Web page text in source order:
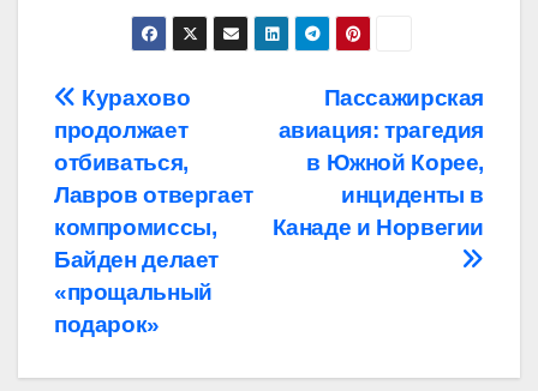
Навигация
по
записям
Пассажирская
авиация: трагедия
в Южной Корее,
инциденты в
Канаде и Норвегии
Курахово
продолжает
отбиваться,
Лавров отвергает
компромиссы,
Байден делает
«прощальный
подарок»